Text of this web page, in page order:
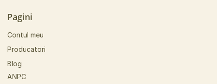
Pagini
Contul meu
Producatori
Blog
ANPC